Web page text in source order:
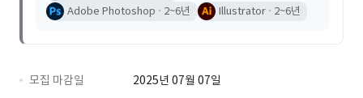
Adobe Photoshop
2~6년 Illustrator 2~6년
모집 마감일
2025년 07월 07일